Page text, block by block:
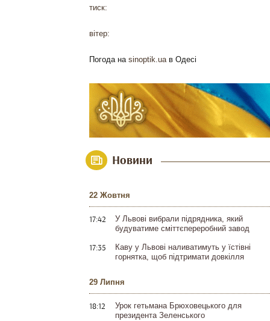
тиск:
вітер:
Погода на sinoptik.uaв Одесі
Новини
22 Жовтня
17:42
У Львові вибрали підрядника, який
будуватиме сміттєпереробний завод
17:35
Каву у Львові наливатимуть у їстівні
горнятка, щоб підтримати довкілля
29 Липня
18:12
Урок гетьмана Брюховецького для
президента Зеленського